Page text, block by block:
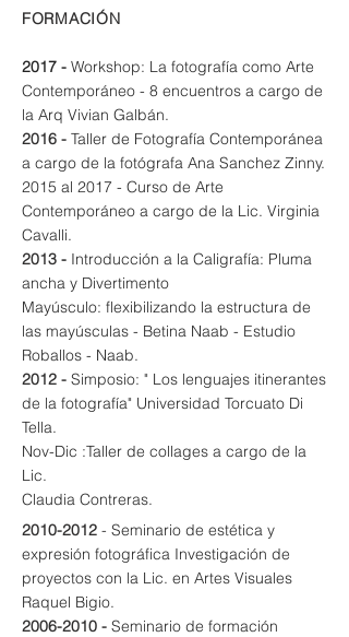
2010-2012 - Seminario de estética y
expresión fotográfica Investigación de
proyectos con la Lic. en Artes Visuales
Raquel Bigio.
2006-2010 - Seminario de formación
FORMACIÓN
2017 - Workshop: La fotografía como Arte
Contemporáneo - 8 encuentros a cargo de
la Arq Vivian Galbán.
2016 - Taller de Fotografía Contemporánea
a cargo de la fotógrafa Ana Sanchez Zinny.
2015 al 2017 - Curso de Arte
Contemporáneo a cargo de la Lic. Virginia
Cavalli.
2013 - Introducción a la Caligrafía: Pluma
ancha y Divertimento
Mayúsculo: flexibilizando la estructura de
las mayúsculas - Betina Naab - Estudio
Roballos - Naab.
2012 - Simposio: " Los lenguajes itinerantes
de la fotografía" Universidad Torcuato Di
Tella.
Nov-Dic :Taller de collages a cargo de la
Lic.
Claudia Contreras.